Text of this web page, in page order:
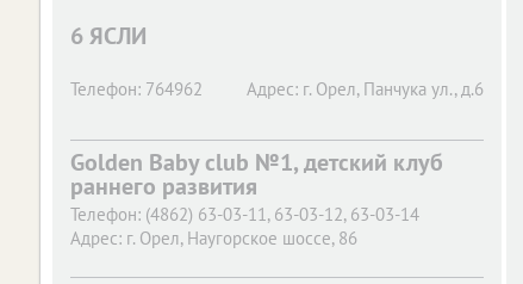
6 ЯСЛИ
Телефон: 764962 Адрес: г. Орел, Панчука ул., д.6
Golden Baby club №1, детский клуб
раннего развития
Телефон: (4862) 63-03-11, 63-03-12, 63-03-14
Адрес: г. Орел, Наугорское шоссе, 86